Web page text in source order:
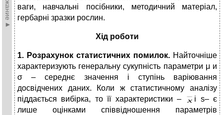
ваги, навчальні посібники, методичний матеріал,
гербарні зразки рослин.
Хід роботи
1. Розрахунок статистичних помилок. Найточніше
характеризують генеральну сукупність параметри μ и
σ – середнє значення і ступінь варіювання
досвідчених даних. Коли ж статистичному аналізу
піддається вибірка, то її характеристики –
і s– є
лише оцінками співвідношення параметрів